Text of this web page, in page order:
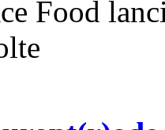
Food